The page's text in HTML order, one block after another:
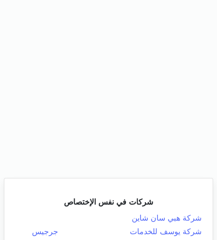
شركات في نفس الإختصاص
شركة هبي سان شاين
شركة يوسف للخدمات
جرجيس